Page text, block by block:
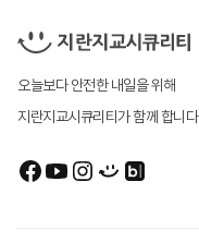
오늘보다 안전한 내일을 위해
지란지교시큐리티가 함께 합니다